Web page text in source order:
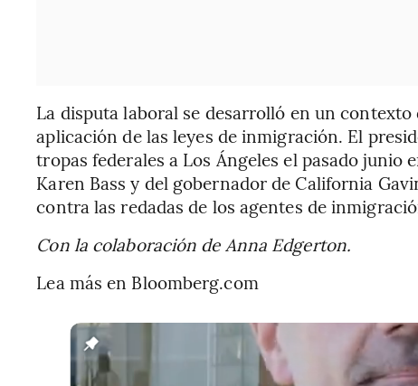
La disputa laboral se desarrolló en un
aplicación de las leyes de inmigración. El
tropas federales a Los Ángeles el pasado junio
Karen Bass y del gobernador de California
contra las redadas de los agentes de
Con la colaboración de Anna Edgerton.
Lea más en Bloomberg.com